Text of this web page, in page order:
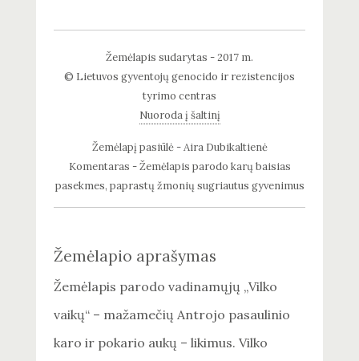
Žemėlapis sudarytas - 2017 m.
© Lietuvos gyventojų genocido ir rezistencijos
tyrimo centras
Nuoroda į šaltinį
Žemėlapį pasiūlė - Aira Dubikaltienė
Komentaras - Žemėlapis parodo karų baisias
pasekmes, paprastų žmonių sugriautus gyvenimus
Žemėlapio aprašymas
Žemėlapis parodo vadinamųjų „Vilko
vaikų“ – mažamečių Antrojo pasaulinio
karo ir pokario aukų – likimus. Vilko